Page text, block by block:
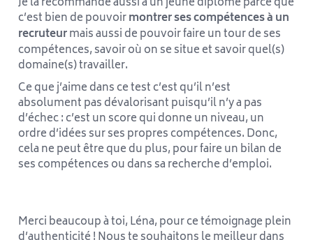
c’est bien de pouvoirmontrer ses compétences à un
recruteurmais aussi de pouvoir faire un tour de ses
compétences, savoir où on se situe et savoir quel(s)
domaine(s) travailler.
Ce que j’aime dans ce test c’est qu’il n’est
absolument pas dévalorisant puisqu’il n’y a pas
d’échec : c’est un score qui donne un niveau, un
ordre d’idées sur ses propres compétences. Donc,
cela ne peut être que du plus, pour faire un bilan de
ses compétences ou dans sa recherche d’emploi.
Merci beaucoup à toi, Léna, pour ce témoignage plein